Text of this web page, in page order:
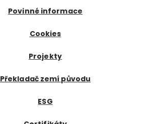
Povinné informace
Cookies
Projekty
Překladač zemí původu
ESG